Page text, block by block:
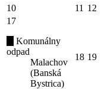
10 11 12
17
Komunálny
odpad
Malachov
(Banská
Bystrica)
18 19